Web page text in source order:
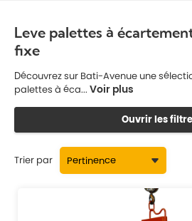
Leve palettes à
fixe
Découvrez sur Bati-Avenue une
palettes à éca... Voir plus
Ouvrir les
Trier par